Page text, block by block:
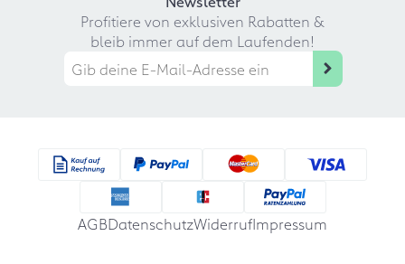
Profitiere von exklusiven Rabatten &
bleib immer auf dem Laufenden!
AGBDatenschutzWiderrufImpressum